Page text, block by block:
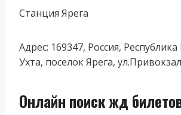
Станция Ярега
Адрес: 169347, Россия,
Ухта, поселок Ярега,
Онлайн поиск жд